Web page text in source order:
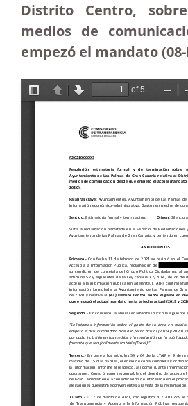
Distrito Centro,
medios de
empezó el mandato (08-